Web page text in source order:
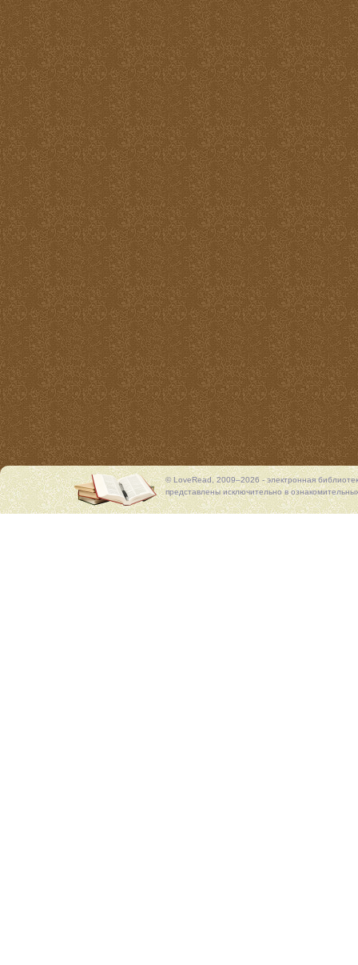
© LoveRead, 2009–2026 - электронная
представлены исключительно в